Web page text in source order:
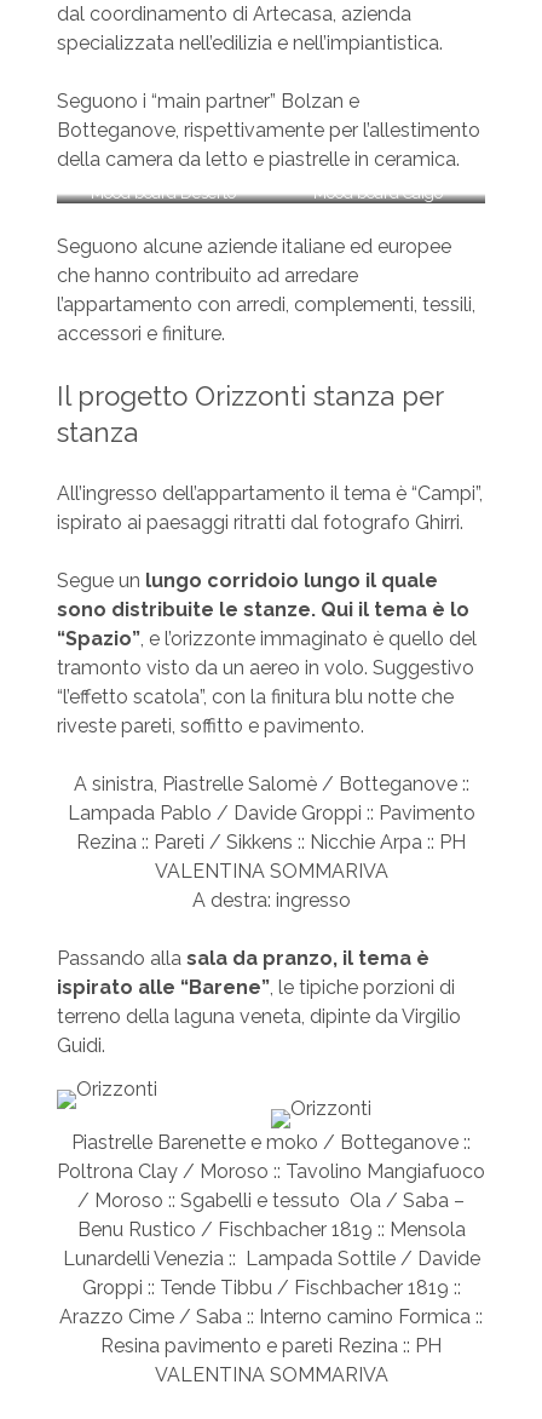
dal coordinamento di Artecasa, azienda
specializzata nell’edilizia e nell’impiantistica.
Seguono i “main partner” Bolzan e
Botteganove, rispettivamente per l’allestimento
della camera da letto e piastrelle in ceramica.
Mood board Deserto Mood board Caìgo
Seguono alcune aziende italiane ed europee
che hanno contribuito ad arredare
l’appartamento con arredi, complementi, tessili,
accessori e finiture.
Il progetto Orizzonti stanza per
stanza
All’ingresso dell’appartamento il tema è “Campi”,
ispirato ai paesaggi ritratti dal fotografo Ghirri.
Segue un lungo corridoio lungo il quale
sono distribuite le stanze. Qui il tema è lo
“Spazio”, e l’orizzonte immaginato è quello del
tramonto visto da un aereo in volo. Suggestivo
“l’effetto scatola”, con la finitura blu notte che
riveste pareti, soffitto e pavimento.
A sinistra, Piastrelle Salomè / Botteganove ::
Lampada Pablo / Davide Groppi :: Pavimento
Rezina :: Pareti / Sikkens :: Nicchie Arpa :: PH
VALENTINA SOMMARIVA
A destra: ingresso
Passando alla sala da pranzo, il tema è
ispirato alle “Barene”, le tipiche porzioni di
terreno della laguna veneta, dipinte da Virgilio
Guidi.
Piastrelle Barenette e moko / Botteganove ::
Poltrona Clay / Moroso :: Tavolino Mangiafuoco
/ Moroso :: Sgabelli e tessuto Ola / Saba –
Benu Rustico / Fischbacher 1819 :: Mensola
Lunardelli Venezia :: Lampada Sottile / Davide
Groppi :: Tende Tibbu / Fischbacher 1819 ::
Arazzo Cime / Saba :: Interno camino Formica ::
Resina pavimento e pareti Rezina :: PH
VALENTINA SOMMARIVA